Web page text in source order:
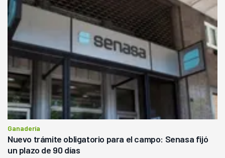
Ganadería
Nuevo trámite obligatorio para el campo: Senasa fijó
un plazo de 90 días